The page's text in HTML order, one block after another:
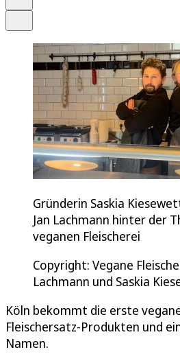
Gründerin Saskia
Jan Lachmann hinter der
veganen Fleischerei
Copyright: Vegane
Lachmann und Saskia
Köln bekommt die erste
Fleischersatz-Produkten und
Namen.